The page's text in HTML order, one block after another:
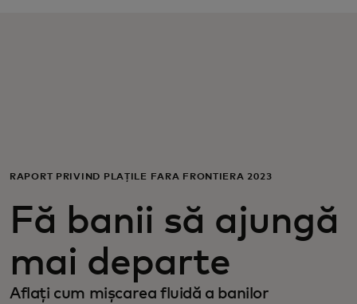
Pentru inovatori
Știri și tendințe
RAPORT PRIVIND PLĂȚILE FĂRĂ FRONTIERĂ 2023
Fă banii să ajungă
mai departe
Aflați cum mișcarea fluidă a banilor